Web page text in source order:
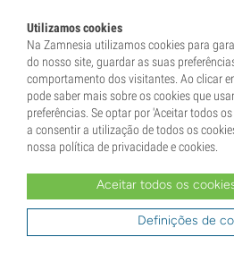
Pioneiros em
Categorias
Descubra
Utilizamos cookies
Na Zamnesia utilizamos cookies para
do nosso site, guardar as suas
comportamento dos visitantes. Ao clicar
pode saber mais sobre os cookies que
preferências. Se optar por 'Aceitar todos
a consentir a utilização de todos os
nossa política de privacidade e cookies.
Aceitar todos os
Definições de